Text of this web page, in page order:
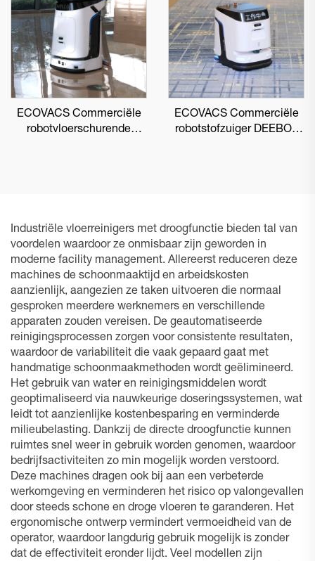
ECOVACS Commerciële
robotvloerschurende
ECOVACS Commerciële
robotstofzuiger DEEBOT
Industriële vloerreinigers met droogfunctie bieden tal van
voordelen waardoor ze onmisbaar zijn geworden in
moderne facility management. Allereerst reduceren deze
machines de schoonmaaktijd en arbeidskosten
aanzienlijk, aangezien ze taken uitvoeren die normaal
gesproken meerdere werknemers en verschillende
apparaten zouden vereisen. De geautomatiseerde
reinigingsprocessen zorgen voor consistente resultaten,
waardoor de variabiliteit die vaak gepaard gaat met
handmatige schoonmaakmethoden wordt geëlimineerd.
Het gebruik van water en reinigingsmiddelen wordt
geoptimaliseerd via nauwkeurige doseringssystemen, wat
leidt tot aanzienlijke kostenbesparing en verminderde
milieubelasting. Dankzij de directe droogfunctie kunnen
ruimtes snel weer in gebruik worden genomen, waardoor
bedrijfsactiviteiten zo min mogelijk worden verstoord.
Deze machines dragen ook bij aan een verbeterde
werkomgeving en verminderen het risico op valongevallen
door steeds schone en droge vloeren te garanderen. Het
ergonomische ontwerp vermindert vermoeidheid van de
operator, waardoor langdurig gebruik mogelijk is zonder
dat de effectiviteit eronder lijdt. Veel modellen zijn